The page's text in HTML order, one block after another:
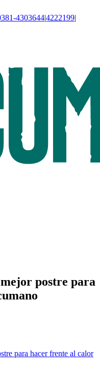
4303644|4222199|
postre para
para hacer frente al calor